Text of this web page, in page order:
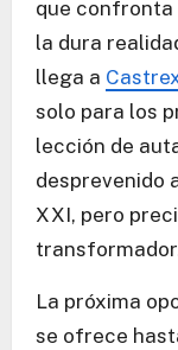
que confronta
la dura
llega a
solo para los
lección de
desprevenido
XXI, pero
La próxima
se ofrece